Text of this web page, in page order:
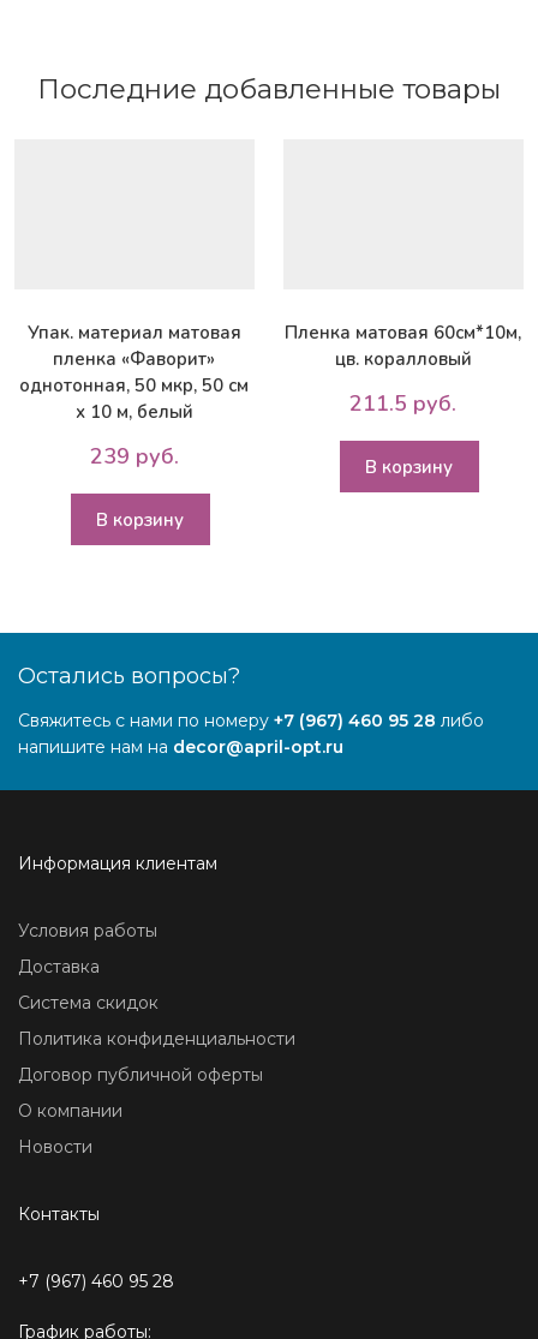
17
Последние добавленные товары
Упак. материал матовая
пленка «Фаворит»
однотонная, 50 мкр, 50 см
х 10 м, белый
239 руб.
В корзину
Пленка матовая 60см*10м,
цв. коралловый
211.5 руб.
В корзину
Остались вопросы?
Свяжитесь с нами по номеру +7 (967) 460 95 28 либо
напишите нам на decor@april-opt.ru
Информация клиентам
Условия работы
Доставка
Система скидок
Политика конфиденциальности
Договор публичной оферты
О компании
Новости
Контакты
+7 (967) 460 95 28
График работы: